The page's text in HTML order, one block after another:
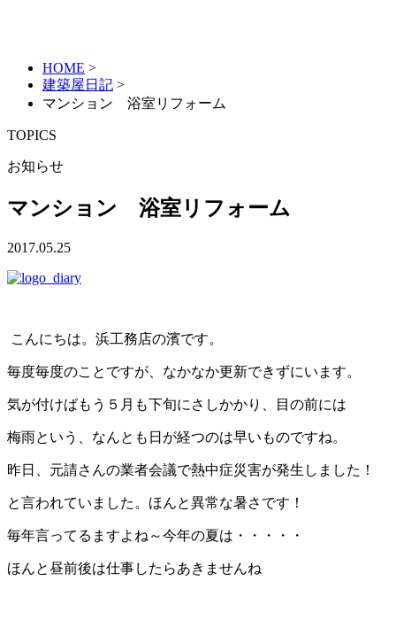
HOME >
建築屋日記 >
マンション 浴室リフォーム
TOPICS
お知らせ
マンション 浴室リフォーム
2017.05.25
こんにちは。浜工務店の濱です。
毎度毎度のことですが、なかなか更新できずにいます。
気が付けばもう５月も下旬にさしかかり、目の前には
梅雨という、なんとも日が経つのは早いものですね。
昨日、元請さんの業者会議で熱中症災害が発生しました！
と言われていました。ほんと異常な暑さです！
毎年言ってるますよね～今年の夏は・・・・・
ほんと昼前後は仕事したらあきませんね